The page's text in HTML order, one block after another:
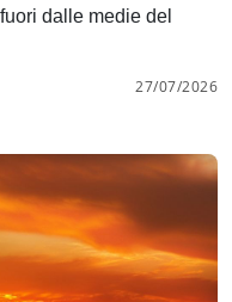
dalle medie del
27/07/2026